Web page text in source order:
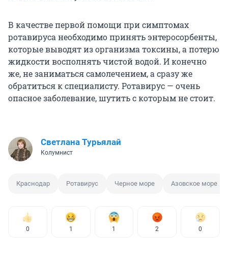
В качестве первой помощи при симптомах
ротавируса необходимо принять энтеросорбенты,
которые выводят из организма токсины, а потерю
жидкости восполнять чистой водой. И конечно
же, не заниматься самолечением, а сразу же
обратиться к специалисту. Ротавирус — очень
опасное заболевание, шутить с которым не стоит.
Светлана Турьялай
Колумнист
Краснодар Ротавирус Черное море Азовское море
0 1 1 2 0